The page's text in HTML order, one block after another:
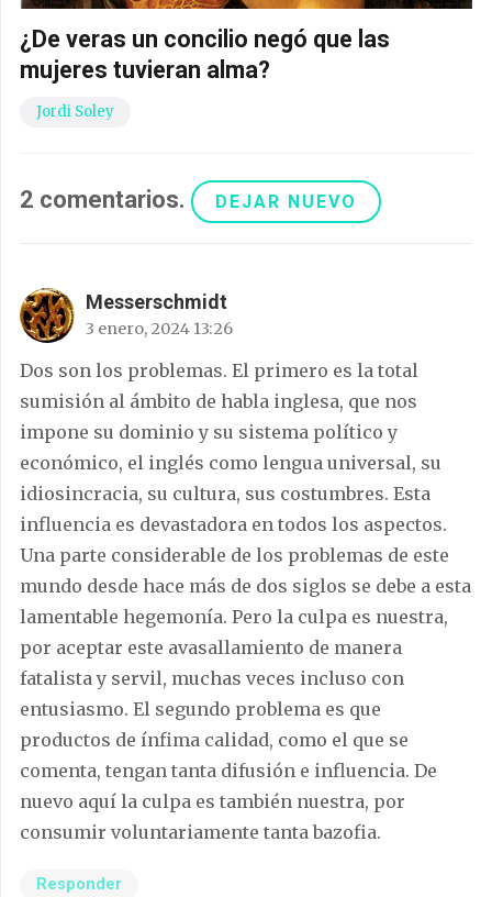
¿De veras un concilio negó que las
mujeres tuvieran alma?
Jordi Soley
2 comentarios. DEJAR NUEVO
Messerschmidt
3 enero, 2024 13:26
Dos son los problemas. El primero es la total
sumisión al ámbito de habla inglesa, que nos
impone su dominio y su sistema político y
económico, el inglés como lengua universal, su
idiosincracia, su cultura, sus costumbres. Esta
influencia es devastadora en todos los aspectos.
Una parte considerable de los problemas de este
mundo desde hace más de dos siglos se debe a esta
lamentable hegemonía. Pero la culpa es nuestra,
por aceptar este avasallamiento de manera
fatalista y servil, muchas veces incluso con
entusiasmo. El segundo problema es que
productos de ínfima calidad, como el que se
comenta, tengan tanta difusión e influencia. De
nuevo aquí la culpa es también nuestra, por
consumir voluntariamente tanta bazofia.
Responder